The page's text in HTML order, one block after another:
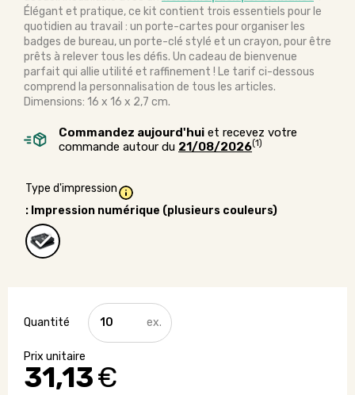
Élégant et pratique, ce kit contient trois essentiels pour le
quotidien au travail : un porte-cartes pour organiser les
badges de bureau, un porte-clé stylé et un crayon, pour être
prêts à relever tous les défis. Un cadeau de bienvenue
parfait qui allie utilité et raffinement ! Le tarif ci-dessous
comprend la personnalisation de tous les articles.
Dimensions: 16 x 16 x 2,7 cm.
Commandez aujourd'hui et recevez votre
commande autour du 21/08/2026(1)
Type d'impression
: Impression numérique (plusieurs couleurs)
31,13€
quantité
de
Welcome
-
Élégant